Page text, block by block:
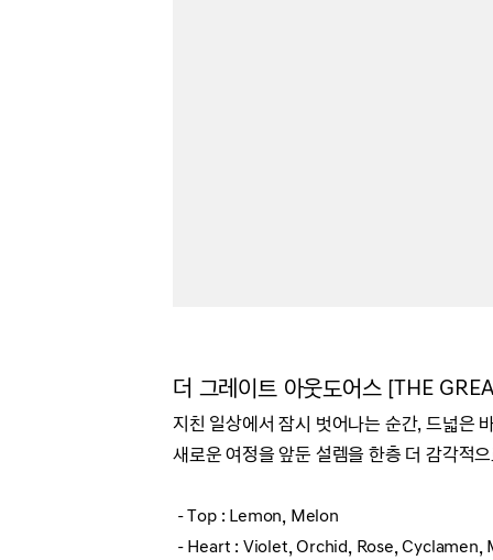
더 그레이트 아웃도어스 [THE
지친 일상에서 잠시 벗어나는 순간, 드넓은
새로운 여정을 앞둔 설렘을 한층 더 감각적
- Top : Lemon, Melon
- Heart : Violet, Orchid, Rose, Cyclamen,